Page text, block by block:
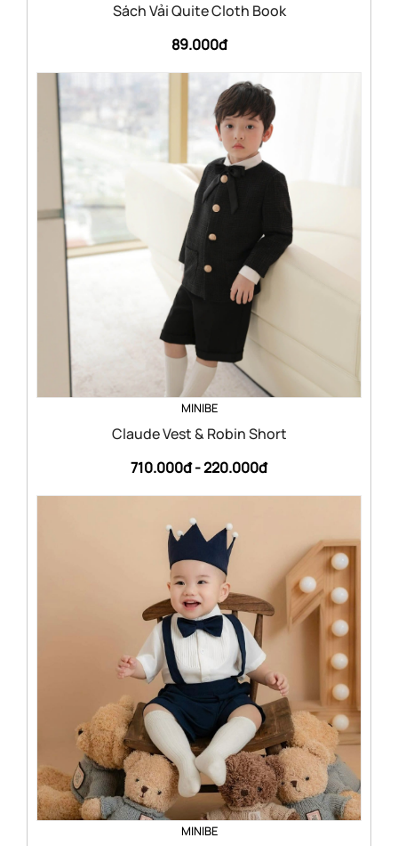
Sách Vải Quite Cloth Book
89.000đ
MINIBE
Claude Vest & Robin Short
710.000đ -220.000đ
MINIBE